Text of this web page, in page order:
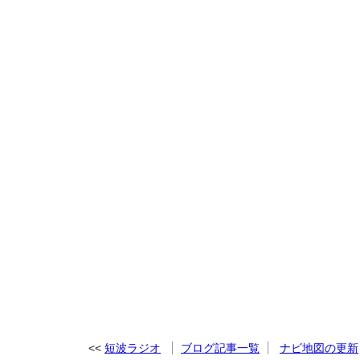
短波ラジオ ブログ記事一覧 ナビ地図の更新